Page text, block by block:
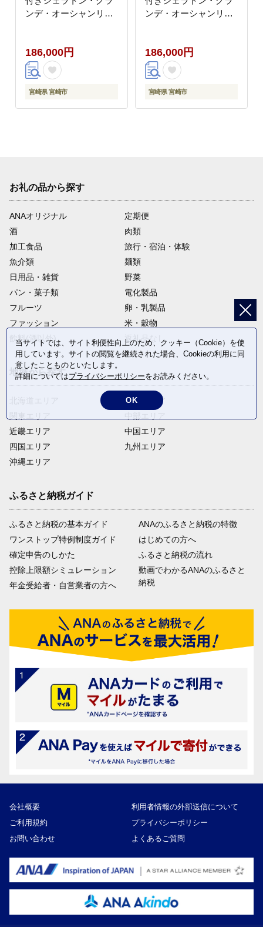
ンデ・オーシャンリゾ
186,000円
宮崎県 宮崎市
ンデ・オーシャンリゾ
186,000円
宮崎県 宮崎市
お礼の品から探す
ANAオリジナル
定期便
酒
肉類
加工食品
旅行・宿泊・体験
魚介類
麺類
日用品・雑貨
野菜
パン・菓子類
電化製品
フルーツ
卵・乳製品
ファッション
米・穀物
飲料(酒以外)
返礼品なし
地域から探す
近畿エリア
四国エリア
沖縄エリア
東北エリア
中国エリア
九州エリア
ふるさと納税ガイド
ふるさと納税の基本ガイド
ワンストップ特例制度ガイド
確定申告のしかた
控除上限額シミュレーション
年金受給者・自営業者の方へ
ANAのふるさと納税の特徴
はじめての方へ
ふるさと納税の流れ
動画でわかるANAのふるさと
納税
会社概要
利用者情報の外部送信について
ご利用規約
プライバシーポリシー
お問い合わせ
よくあるご質問
当サイトでは、サイト利便性向上のため、クッキー（Cookie）を使
用しています。サイトの閲覧を継続された場合、Cookieの利用に同
意したことものといたします。
詳細についてはプライバシーポリシーをお読みください。
OK